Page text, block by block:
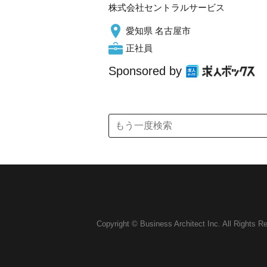
株式会社セントラルサービス
愛知県 名古屋市
正社員
Sponsored by
Copyright © Business Architect Inc. All Rights